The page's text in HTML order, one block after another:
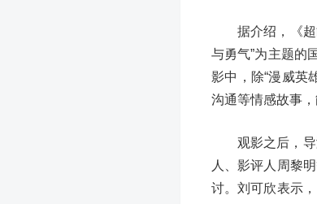
据介绍，《
与勇气”为主题的
影中，除“漫威英
沟通等情感故事
观影之后，
人、影评人周黎
讨。刘可欣表示